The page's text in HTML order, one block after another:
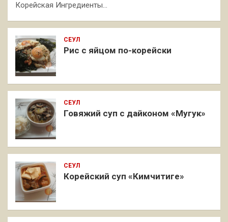
Корейская Ингредиенты…
СЕУЛ
Рис с яйцом по-корейски
СЕУЛ
Говяжий суп с дайконом «Мугук»
СЕУЛ
Корейский суп «Кимчитиге»